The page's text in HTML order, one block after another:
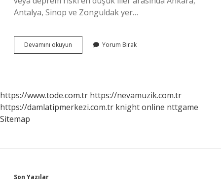
Antalya, Sinop ve Zonguldak yer…
Devamını okuyun
Deprem
Yorum Bırak
https://www.tode.com.tr https://nevamuzik.com.tr
https://damlatipmerkezi.com.tr knight online nttgame
Sitemap
Sidebar
Son Yazılar